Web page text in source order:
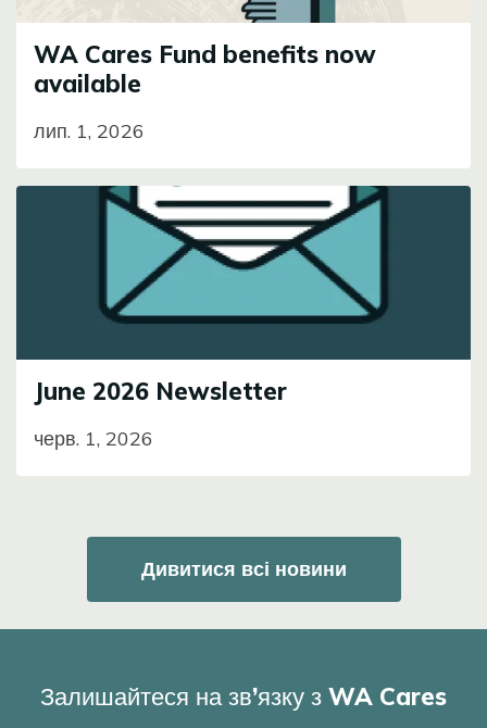
WA Cares Fund benefits now
available
лип. 1, 2026
June 2026 Newsletter
черв. 1, 2026
Дивитися всі новини
Залишайтеся на зв’язку з WA Cares